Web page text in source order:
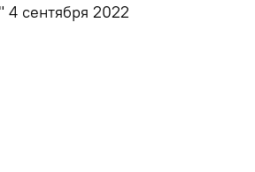
сентября 2022